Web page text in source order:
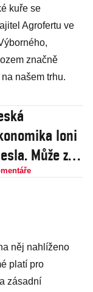
kuře se
Agrofertu ve
značně
našem trhu.
loni
Může za
Fialova vláda,
něj nahlíženo
platí pro
zásadní